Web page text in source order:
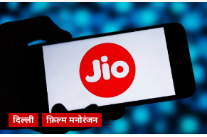
दिल्ली फ़िल्म मनोरंजन